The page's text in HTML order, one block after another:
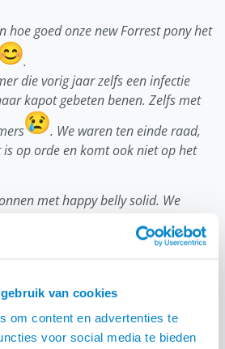
van cookies
om content en advertenties te
voor social media te bieden
hoe goed onze new Forrest pony het
.
die vorig jaar zelfs een infectie
kapot gebeten benen. Zelfs met
. We waren ten einde raad,
op orde en komt ook niet op het
met happy belly solid. We
haar met de happy belly huidspray
stiekem hoopten op 25% verbetering.
een 3/4 dag zonder deken